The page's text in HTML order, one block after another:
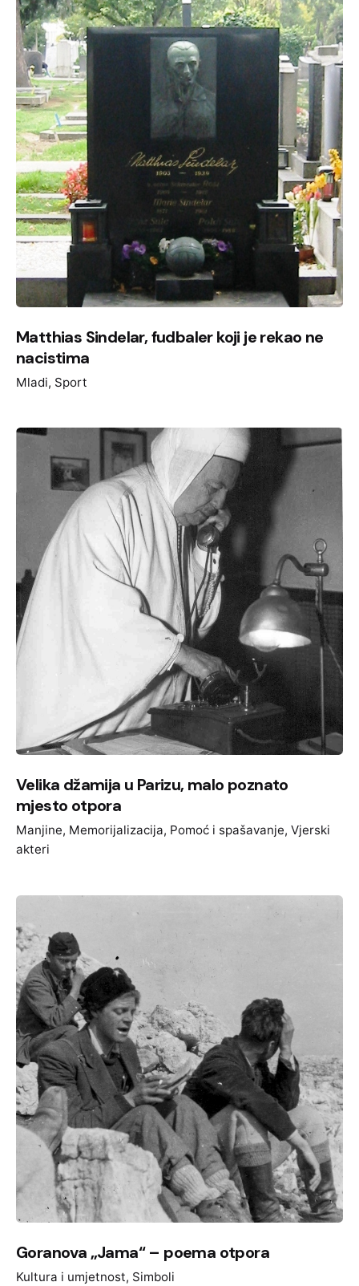
Matthias Sindelar, fudbaler koji je rekao ne
nacistima
Mladi Sport
Velika džamija u Parizu, malo poznato
mjesto otpora
Manjine Memorijalizacija Pomoć i spašavanje Vjerski
akteri
Goranova „Jama“ – poema otpora
Kultura i umjetnost Simboli